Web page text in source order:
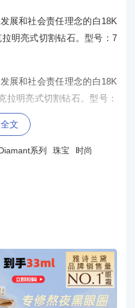
展和社会责任理念的白18K
明亮式切割钻石。型号：7
展和社会责任理念的白18K
拉明亮式切割钻石。型号：
文
系列 珠宝 时尚